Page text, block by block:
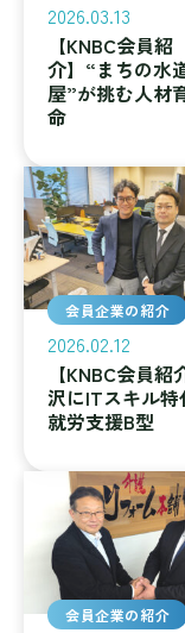
2026.03.13
【KNBC会員紹
介】“まちの水
屋”が挑む人材
命
会員企業の紹介
2026.02.12
【KNBC会員紹
沢にITスキル特
就労支援B型
会員企業の紹介